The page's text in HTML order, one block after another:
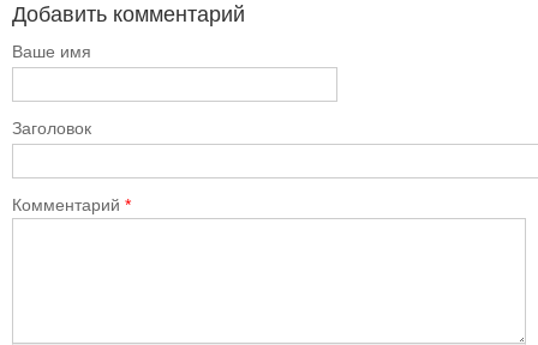
Добавить комментарий
Ваше имя
Заголовок
Комментарий *